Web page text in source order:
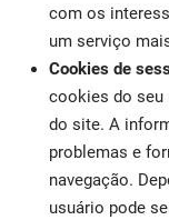
com os
um serviço
Cookies de
cookies do seu
do site. A
problemas e
navegação.
usuário pode